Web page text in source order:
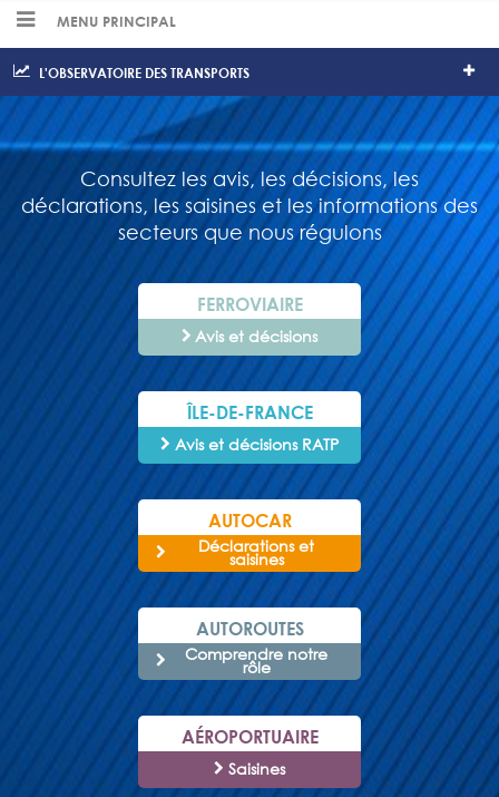
MENU PRINCIPAL
L'OBSERVATOIRE DES TRANSPORTS
Consultez les avis, les décisions, les
déclarations, les saisines et les informations des
secteurs que nous régulons
FERROVIAIRE
Avis et décisions
ÎLE-DE-FRANCE
Avis et décisions RATP
AUTOCAR
Déclarations et
saisines
AUTOROUTES
Comprendre notre
rôle
AÉROPORTUAIRE
Saisines